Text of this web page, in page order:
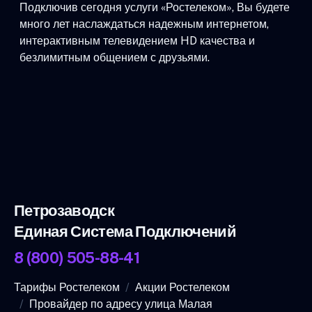
Подключив сегодня услуги «Ростелеком», Вы будете
много лет наслаждаться надежным интернетом,
интерактивным телевидением HD качества и
безлимитным общением с друзьями.
Петрозаводск
Единая Система Подключений
8 (800) 505-88-41
Тарифы Ростелеком
Акции Ростелеком
Провайдер по адресу улица Малая